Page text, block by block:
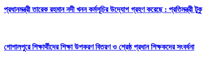
প্রধানমন্ত্রী তারেক রহমান নদী খনন কর্মসূচির উদ্যোগ গ্রহণ করেছে : প্রতিমন্ত্রী টুকু
গোপালপুরে শিক্ষার্থীদের শিক্ষা উপকরণ বিতরণ ও শ্রেষ্ঠ প্রধান শিক্ষকদের সংবর্ধনা